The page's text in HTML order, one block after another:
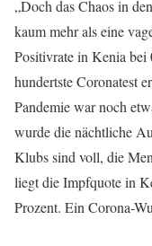
„Doch das Chaos in
kaum mehr als eine
Positivrate in Kenia bei
hundertste Coronatest
Pandemie war noch
wurde die nächtliche
Klubs sind voll, die
liegt die Impfquote in
Prozent. Ein Corona-